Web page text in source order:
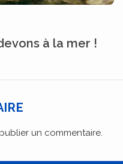
à la mer !
un commentaire.